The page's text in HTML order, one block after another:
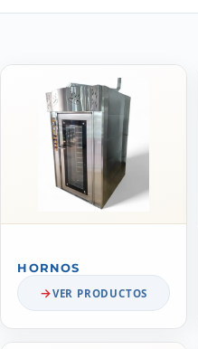
HORNOS
VER PRODUCTOS